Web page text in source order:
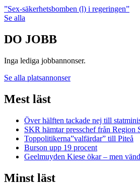
”Sex-säkerhetsbomben (l) i regeringen”
Se alla
DO JOBB
Inga lediga jobbannonser.
Se alla platsannonser
Mest läst
Över hälften tackade nej till
SKR hämtar presschef från Region
Toppolitikerna”valfärdar” till Piteå
Burson upp 19 procent
Geelmuyden Kiese ökar – men
Minst läst